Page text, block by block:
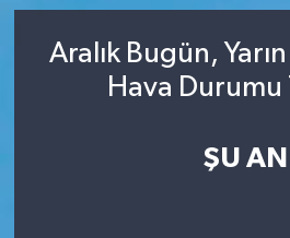
Aralık Bugün,
Hava Durumu
ŞU AN
EKONOMİ
Tüm Manşetler